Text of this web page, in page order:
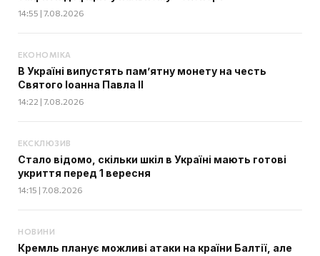
14:55 | 7.08.2026
ЕКОНОМІКА
В Україні випустять пам’ятну монету на честь
Святого Іоанна Павла II
14:22 | 7.08.2026
ЕКСКЛЮЗИВ
Стало відомо, скільки шкіл в Україні мають готові
укриття перед 1 вересня
14:15 | 7.08.2026
НОВИНИ
Кремль планує можливі атаки на країни Балтії, але